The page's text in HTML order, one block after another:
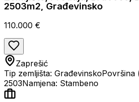
2503m2, Građevinsko
110.000 €
Zaprešić
Tip zemljišta: GrađevinskoPovršina
2503Namjena: Stambeno